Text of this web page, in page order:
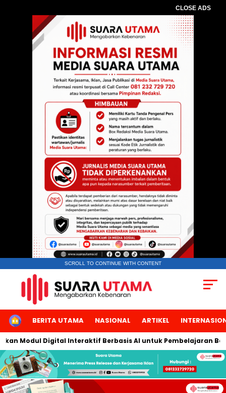
CLOSE ADS
SCROLL TO CONTINUE WITH CONTENT
HOMEBERITA UTAMA NASIONAL ARTIKEL
Modul Digital Interaktif Berbasis AI untuk Pembelajaran